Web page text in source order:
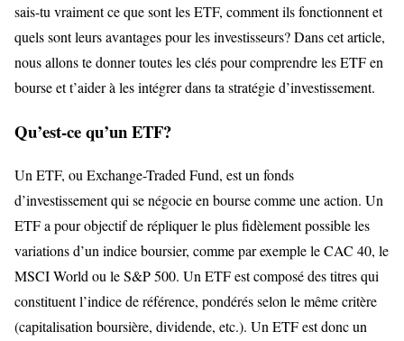
sais-tu vraiment ce que sont les ETF, comment ils fonctionnent et
quels sont leurs avantages pour les investisseurs? Dans cet article,
nous allons te donner toutes les clés pour comprendre les ETF en
bourse et t’aider à les intégrer dans ta stratégie d’investissement.
Qu’est-ce qu’un ETF?
Un ETF, ou Exchange-Traded Fund, est un fonds
d’investissement qui se négocie en bourse comme une action. Un
ETF a pour objectif de répliquer le plus fidèlement possible les
variations d’un indice boursier, comme par exemple le CAC 40, le
MSCI World ou le S&P 500. Un ETF est composé des titres qui
constituent l’indice de référence, pondérés selon le même critère
(capitalisation boursière, dividende, etc.). Un ETF est donc un